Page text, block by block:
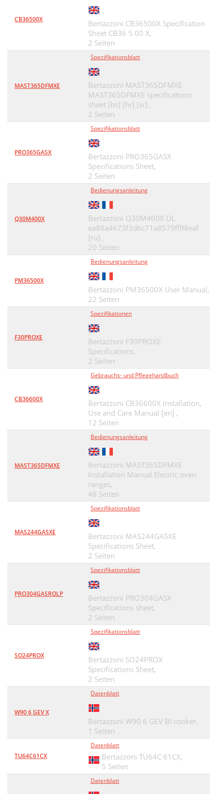
CB36500X
Bertazzoni CB36500X Specification
Sheet CB36 5 00 X,
2 Seiten
MAST365DFMXE
Spezifikationsblatt
Bertazzoni MAST365DFMXE
MAST365DFMXE specifications
sheet [bs] [hr] [sr] ,
2 Seiten
PRO365GASX
Spezifikationsblatt
Bertazzoni PRO365GASX
Specifications Sheet,
2 Seiten
Q30M400X
Bedienungsanleitung
Bertazzoni Q30M400X DL
ea88a4673f3d6c71a8579ff98eaf
[ru] ,
20 Seiten
PM36500X
Bedienungsanleitung
Bertazzoni PM36500X User Manual,
22 Seiten
F30PROXE
Spezifikationen
Bertazzoni F30PROXE
Specifications,
2 Seiten
CB36600X
Gebrauchs- und Pflegehandbuch
Bertazzoni CB36600X Installation,
Use and Care Manual [en] ,
12 Seiten
MAST365DFMXE
Bedienungsanleitung
Bertazzoni MAST365DFMXE
Installation Manual Electric oven
ranges,
48 Seiten
MAS244GASXE
Spezifikationsblatt
Bertazzoni MAS244GASXE
Specifications Sheet,
2 Seiten
PRO304GASROLP
Spezifikationsblatt
Bertazzoni PRO304GASX
Specifications sheet,
2 Seiten
SO24PROX
Spezifikationsblatt
Bertazzoni SO24PROX
Specifications Sheet,
2 Seiten
W90 6 GEV X
Datenblatt
Bertazzoni W90 6 GEV BI cooker,
1 Seiten
TU64C61CX
Datenblatt
Bertazzoni TU64C 61CX,
5 Seiten
Datenblatt